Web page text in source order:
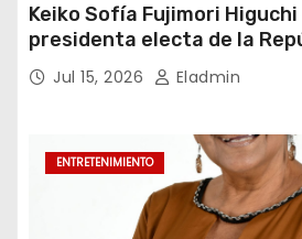
Keiko Sofía Fujimori
presidenta electa de la
para el periodo
Jul 15, 2026 Eladmin
ENTRETENIMIENTO